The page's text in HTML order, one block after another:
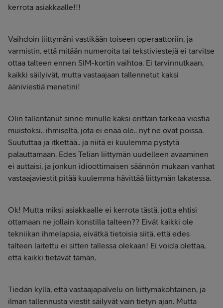
kerrota asiakkaalle!!!
Vaihdoin liittymäni vastikään toiseen operaattoriin, ja
varmistin, että mitään numeroita tai tekstiviestejä ei tarvitse
ottaa talteen ennen SIM-kortin vaihtoa. Ei tarvinnutkaan,
kaikki säilyivät, mutta vastaajaan tallennetut kaksi
ääniviestiä menetini!
Olin tallentanut sinne minulle kaksi erittäin tärkeää viestiä
muistoksi.. ihmiseltä, jota ei enää ole.. nyt ne ovat poissa.
Suututtaa ja itkettää.. ja niitä ei kuulemma pystytä
palauttamaan. Edes Telian liittymän uudelleen avaaminen
ei auttaisi, ja jonkun idioottimaisen säännön mukaan vanhat
vastaajaviestit pitää kuulemma hävittää liittymän lakatessa.
Ok! Mutta miksi asiakkaalle ei kerrota tästä, jotta ehtisi
ottamaan ne jollain konstilla talteen?? Eivät kaikki ole
tekniikan ihmelapsia, eivätkä tietoisia siitä, että edes
talteen laitettu ei sitten tallessa olekaan! Ei voida olettaa,
että kaikki tietävät tämän.
Tiedän kyllä, että vastaajapalvelu on liittymäkohtainen, ja
ilman tallennusta viestit säilyvät vain tietyn ajan. Mutta